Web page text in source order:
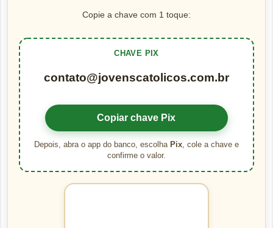
Copie a chave com 1 toque:
CHAVE PIX
contato@jovenscatolicos.com.br
Copiar chave Pix
Depois, abra o app do banco, escolha Pix, cole a chave e
confirme o valor.